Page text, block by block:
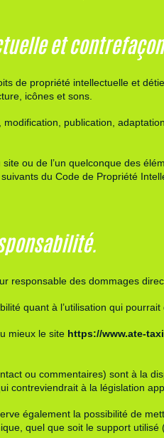
et
de propriété intellectuelle et
icônes et sons.
publication,
ou de l’un quelconque des
du Code de Propriété
responsable des dommages
quant à l’utilisation qui
mieux le site https://www.ate-
ou commentaires) sont à la
contreviendrait à la législation
également la possibilité de
quel que soit le support